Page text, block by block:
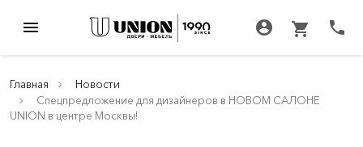
menu account_circle shopping_cart call
Главная
Новости
Спецпредложение для дизайнеров в НОВОМ САЛОНЕ
UNION в центре Москвы!